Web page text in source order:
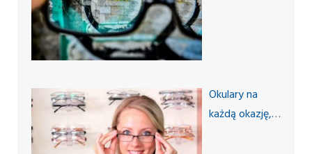
Okulary na
każdą okazję,